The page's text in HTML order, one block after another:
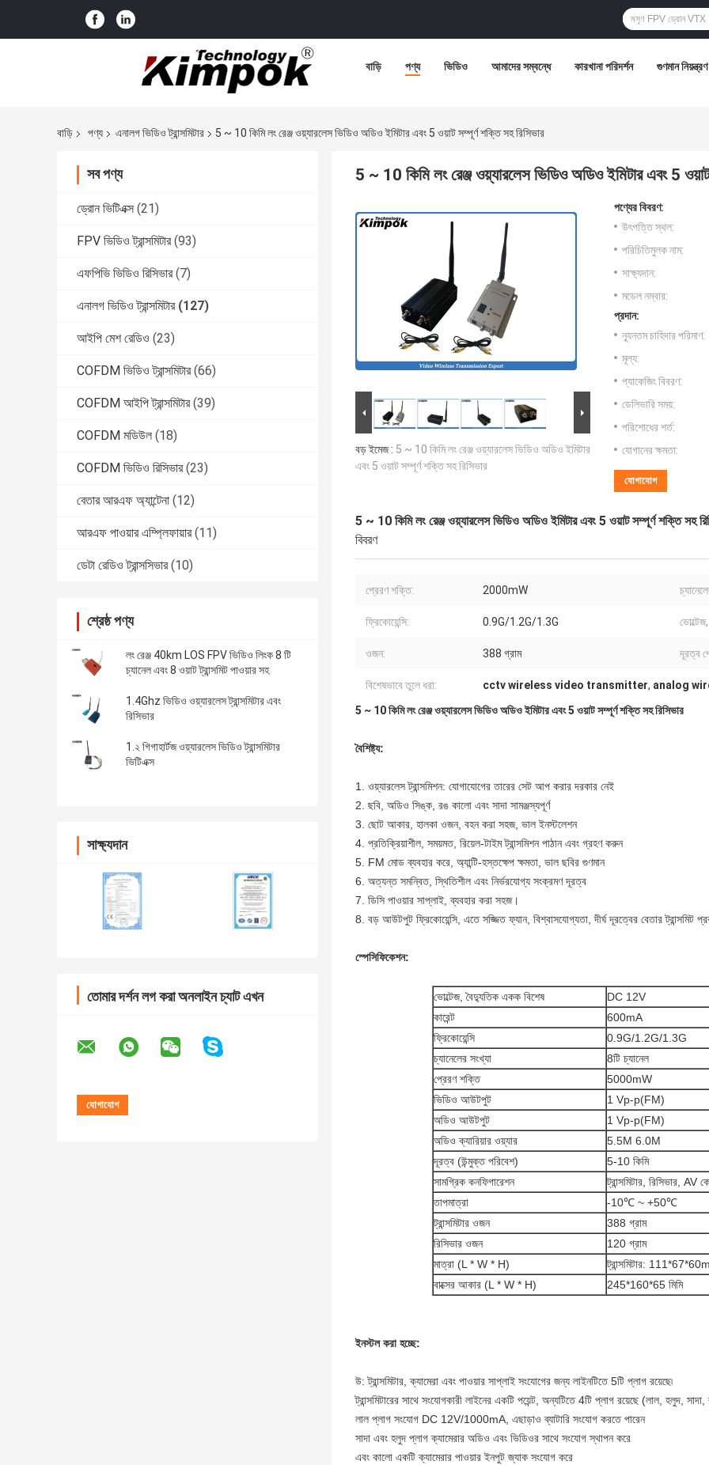
বাড়ি পণ্য ভিডিও আমাদের সম্বন্ধে কারখানা পরিদর্শন গুণমান নিয়ন্ত্রণ
বাড়ি পণ্য এনালগ ভিডিও ট্রান্সমিটার 5 ~ 10 কিমি লং রেঞ্জ ওয়্যারলেস ভিডিও অডিও ইমিটার এবং 5 ওয়াট সম্পূর্ণ শক্তি সহ রিসিভার
সব পণ্য
ড্রোন ভিটিএক্স (21)
FPV ভিডিও ট্রান্সমিটার (93)
এফপিভি ভিডিও রিসিভার (7)
এনালগ ভিডিও ট্রান্সমিটার (127)
আইপি মেশ রেডিও (23)
COFDM ভিডিও ট্রান্সমিটার (66)
COFDM আইপি ট্রান্সমিটার (39)
COFDM মডিউল (18)
COFDM ভিডিও রিসিভার (23)
বেতার আরএফ অ্যান্টেনা (12)
আরএফ পাওয়ার এম্প্লিফায়ার (11)
ডেটা রেডিও ট্রান্সসিভার (10)
শ্রেষ্ঠ পণ্য
লং রেঞ্জ 40km LOS FPV ভিডিও লিংক 8 টি
চ্যানেল এবং 8 ওয়াট ট্রান্সমিট পাওয়ার সহ
1.4Ghz ভিডিও ওয়্যারলেস ট্রান্সমিটার এবং
রিসিভার
1.২ গিগাহার্টজ ওয়্যারলেস ভিডিও ট্রান্সমিটার
ভিটিএক্স
সাক্ষ্যদান
তোমার দর্শন লগ করা অনলাইন চ্যাট এখন
5 ~ 10 কিমি লং রেঞ্জ ওয়্যারলেস ভিডিও অডিও ইমিটার এবং 5
বড় ইমেজ : 5 ~ 10 কিমি লং রেঞ্জ ওয়্যারলেস ভিডিও অডিও ইমিটার
এবং 5 ওয়াট সম্পূর্ণ শক্তি সহ রিসিভার
পণ্যের বিবরণ:
উৎপত্তি স্থল:
পরিচিতিমুলক নাম:
সাক্ষ্যদান:
মডেল নম্বার:
প্রদান:
ন্যূনতম চাহিদার পরিমাণ:
মূল্য:
প্যাকেজিং বিবরণ:
ডেলিভারি সময়:
পরিশোধের শর্ত:
যোগানের ক্ষমতা:
যোগাযোগ
5 ~ 10 কিমি লং রেঞ্জ ওয়্যারলেস ভিডিও অডিও ইমিটার এবং 5 ওয়াট সম্পূর্ণ শক্তি সহ
বিবরণ
প্রেরণ শক্তি: 2000mW
ফ্রিকোয়েন্সি: 0.9G/1.2G/1.3G
ওজন: 388 গ্রাম দূরত্ব
বিশেষভাবে তুলে ধরা: cctv wireless video transmitter, analog
5 ~ 10 কিমি লং রেঞ্জ ওয়্যারলেস ভিডিও অডিও ইমিটার এবং 5 ওয়াট সম্পূর্ণ শক্তি সহ রিসিভার
বৈশিষ্ট্য:
1. ওয়্যারলেস ট্রান্সমিশন: যোগাযোগের তারের সেট আপ করার দরকার নেই
2. ছবি, অডিও সিঙ্ক, রঙ কালো এবং সাদা সামঞ্জস্যপূর্ণ
3. ছোট আকার, হালকা ওজন, বহন করা সহজ, ভাল ইনস্টলেশন
4. প্রতিক্রিয়াশীল, সময়মত, রিয়েল-টাইম ট্রান্সমিশন পাঠান এবং গ্রহণ করুন
5. FM মোড ব্যবহার করে, অ্যান্টি-হস্তক্ষেপ ক্ষমতা, ভাল ছবির গুণমান
6. অত্যন্ত সমন্বিত, স্থিতিশীল এবং নির্ভরযোগ্য সংক্রমণ দূরত্ব
7. ডিসি পাওয়ার সাপ্লাই, ব্যবহার করা সহজ।
8. বড় আউটপুট ফ্রিকোয়েন্সি, এতে সজ্জিত ফ্যান, বিশ্বাসযোগ্যতা, দীর্ঘ দূরত্বের বেতার ট্রান্সমিট
স্পেসিফিকেশন:
ভোল্টেজ, বৈদ্যুতিক একক বিশেষ
DC 12V
কারেন্ট
600mA
ফ্রিকোয়েন্সি
0.9G/1.2G/1.3G
চ্যানেলের সংখ্যা
8টি চ্যানেল
প্রেরণ শক্তি
5000mW
ভিডিও আউটপুট
1 Vp-p(FM)
অডিও আউটপুট
1 Vp-p(FM)
অডিও ক্যারিয়ার ওয়্যার
5.5M 6.0M
দূরত্ব (উন্মুক্ত পরিবেশ)
5-10 কিমি
সামগ্রিক কনফিগারেশন
ট্রান্সমিটার, রিসিভার, AV
তাপমাত্রা
-10℃ ~ +50℃
ট্রান্সমিটার ওজন
388 গ্রাম
রিসিভার ওজন
120 গ্রাম
মাত্রা (L * W * H)
ট্রান্সমিটার:
বাক্সের আকার (L * W * H)
245*160*65 মিমি
ইনস্টল করা হচ্ছে:
উ: ট্রান্সমিটার, ক্যামেরা এবং পাওয়ার সাপ্লাই সংযোগের জন্য লাইনটিতে 5টি প্লাগ রয়েছে৷
ট্রান্সমিটারের সাথে সংযোগকারী লাইনের একটি পয়েন্ট, অন্যটিতে 4টি প্লাগ রয়েছে (লাল, হলুদ,
লাল প্লাগ সংযোগ DC 12V/1000mA, এছাড়াও ব্যাটারি সংযোগ করতে পারেন
সাদা এবং হলুদ প্লাগ ক্যামেরার অডিও এবং ভিডিওর সাথে সংযোগ স্থাপন করে
এবং কালো একটি ক্যামেরার পাওয়ার ইনপুট জ্যাক সংযোগ করে